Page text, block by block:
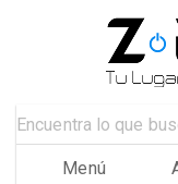
Menú